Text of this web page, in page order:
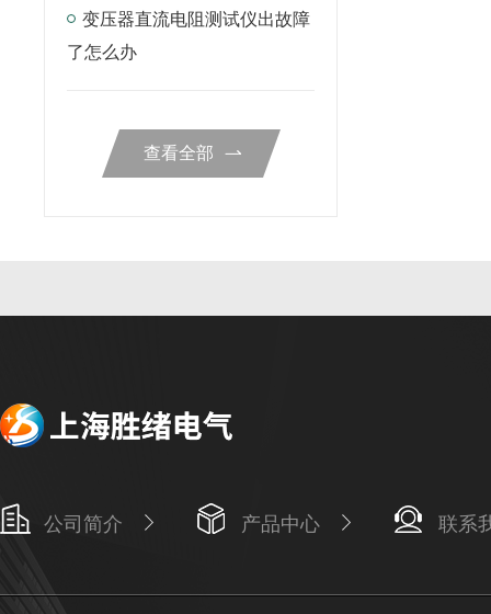
变压器直流电阻测试仪出故障
了怎么办
查看全部
公司简介 产品中心 联系